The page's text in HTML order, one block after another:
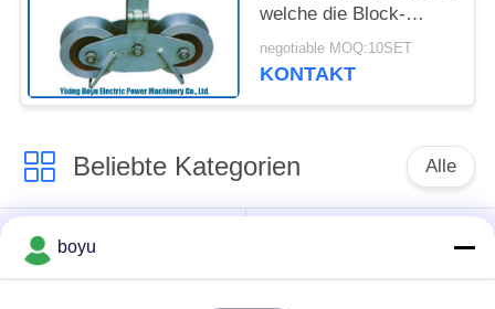
welche die Block-
Übertragungsleitung
aufreiht Accessores
negotiable MOQ:10SET
KONTAKT
Beliebte Kategorien Alle
Übertragungsleitung,
die Ausrüstung
boyu